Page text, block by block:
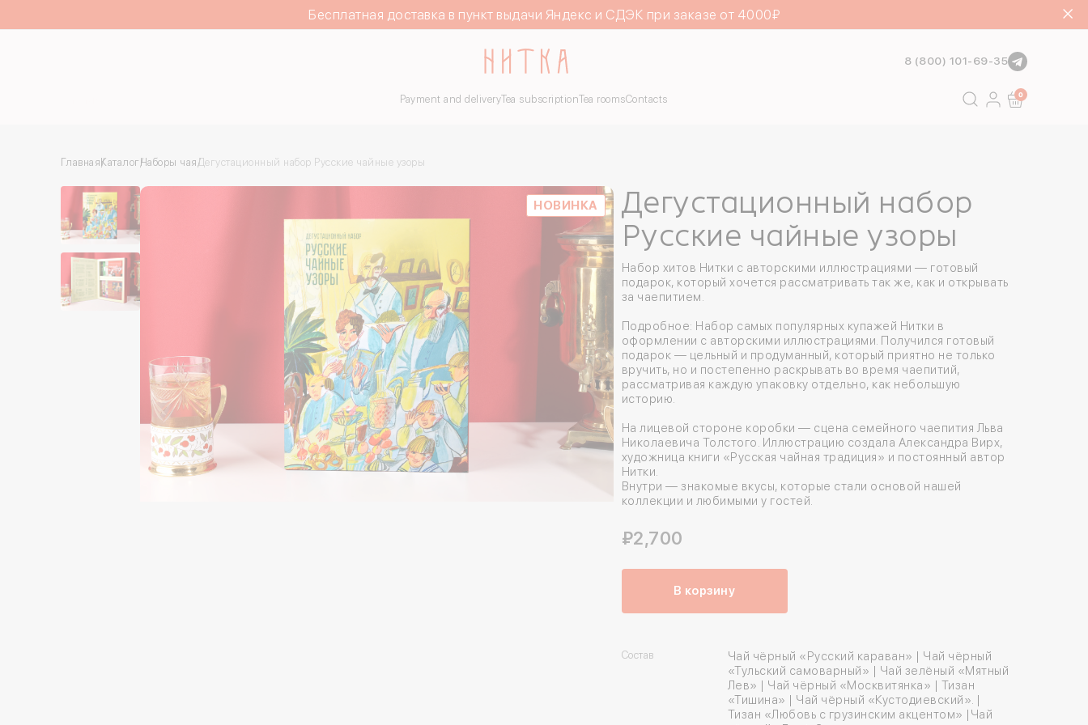
Бесплатная доставка в пункт выдачи Яндекс и СДЭК при заказе от 4000₽
8 (800) 101-69-35
Go
Payment and deliveryTea subscriptionTea roomsContacts 0
Главная Каталог Наборы чаяДегустационный набор Русские чайные узоры
НОВИНКА
Дегустационный набор
Русские чайные узоры
Набор хитов Нитки с авторскими иллюстрациями — готовый
подарок, который хочется рассматривать так же, как и открывать
за чаепитием.
Подробное: Набор самых популярных купажей Нитки в
оформлении с авторскими иллюстрациями. Получился готовый
подарок — цельный и продуманный, который приятно не только
вручить, но и постепенно раскрывать во время чаепитий,
рассматривая каждую упаковку отдельно, как небольшую
историю.
На лицевой стороне коробки — сцена семейного чаепития Льва
Николаевича Толстого. Иллюстрацию создала Александра Вирх,
художница книги «Русская чайная традиция» и постоянный автор
Нитки.
Внутри — знакомые вкусы, которые стали основой нашей
коллекции и любимыми у гостей.
₽2,700
В корзину
Состав
Чай чёрный «Русский караван» | Чай чёрный
«Тульский самоварный» | Чай зелёный «Мятный
Лев» | Чай чёрный «Москвитянка» | Тизан
«Тишина» | Чай чёрный «Кустодиевский». |
Тизан «Любовь с грузинским акцентом» |Чай